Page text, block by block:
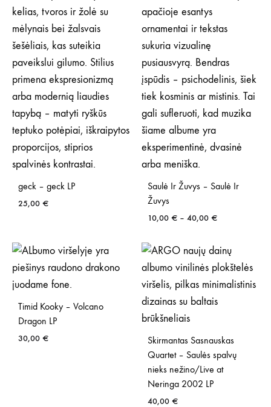
geck – geck LP
25,00 €
Saulė Ir Žuvys ‎– Saulė Ir
Žuvys
10,00 € – 40,00 €Price
through
40,00 €
Timid Kooky – Volcano
Dragon LP
30,00 €
Skirmantas Sasnauskas
Quartet – Saulės spalvų
nieks nežino/Live at
Neringa 2002 LP
40,00 €